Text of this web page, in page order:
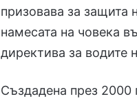
призовава за защита
намесата на човека
директива за водите
Създадена през 2000